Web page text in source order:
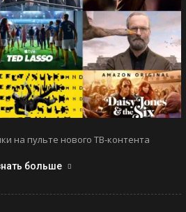
на пульте нового ТВ-контента
больше